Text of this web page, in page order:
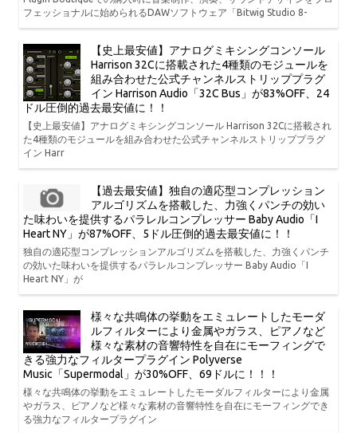
フェッショナルに始められるDAWソフトウェア「Bitwig Studio 8-
【史上最安値】アナログミキシングコンソール
Harrison 32Cに搭載された4種類のモジュールを
組み合わせた公式チャンネルストリッププラグ
イン Harrison Audio「32C Bus」が83%OFF、24
ドル圧倒的過去最安値に！！
【史上最安値】アナログミキシングコンソール Harrison 32Cに搭載され
た4種類のモジュールを組み合わせた公式チャンネルストリッププラグ
イン Harr
【過去最安値】独自の適応型コンプレッション
アルゴリズムを搭載した、力強くパンチの効い
た味わいを提供するパラレルコンプレッサー Baby Audio「I
Heart NY」が87%OFF、5ドル圧倒的過去最安値に！！
独自の適応型コンプレッションアルゴリズムを搭載した、力強くパンチ
の効いた味わいを提供するパラレルコンプレッサー Baby Audio「I
Heart NY」が
様々な共鳴体の挙動をエミュレートしたモーダ
ルフィルターにより金属やガラス、ピアノなど
様々な素材の音響特性を自在にモーフィングで
きる強力なフィルタープラグイン Polyverse
Music「Supermodal」が30%OFF、69ドルに！！！
様々な共鳴体の挙動をエミュレートしたモーダルフィルターにより金属
やガラス、ピアノなど様々な素材の音響特性を自在にモーフィングでき
る強力なフィルタープラグイン